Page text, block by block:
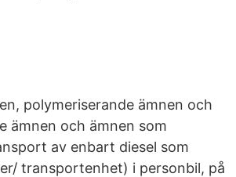
polymeriserande ämnen och
ämnen och ämnen som
av enbart diesel som
transportenhet) i personbil, på